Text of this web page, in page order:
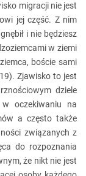
migracji nie jest
jej część. Z nim
i nie będziesz
w ziemi
boście sami
Zjawisko to jest
dziele
oczekiwaniu na
a często także
związanych z
do rozpoznania
że nikt nie jest